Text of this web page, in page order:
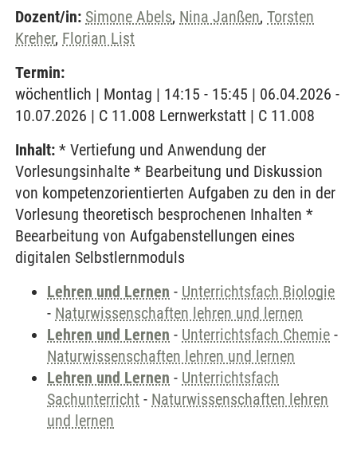
Dozent/in: Simone Abels, Nina Janßen, Torsten
Kreher, Florian List
Termin:
wöchentlich | Montag | 14:15 - 15:45 | 06.04.2026 -
10.07.2026 | C 11.008 Lernwerkstatt | C 11.008
Inhalt: * Vertiefung und Anwendung der
Vorlesungsinhalte * Bearbeitung und Diskussion
von kompetenzorientierten Aufgaben zu den in der
Vorlesung theoretisch besprochenen Inhalten *
Beearbeitung von Aufgabenstellungen eines
digitalen Selbstlernmoduls
Lehren und Lernen - Unterrichtsfach Biologie
- Naturwissenschaften lehren und lernen
Lehren und Lernen - Unterrichtsfach Chemie -
Naturwissenschaften lehren und lernen
Lehren und Lernen - Unterrichtsfach
Sachunterricht - Naturwissenschaften lehren
und lernen